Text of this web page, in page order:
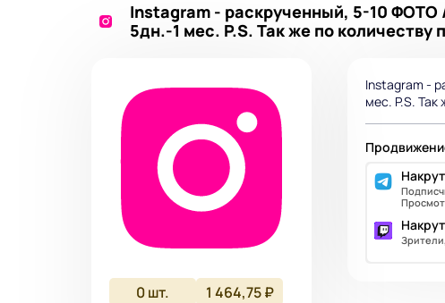
Instagram - раскрученный, 5-10
5дн.-1 мес. P.S. Так же по
0шт. 1 464,75 ₽
Instagram -
мес. P.S.